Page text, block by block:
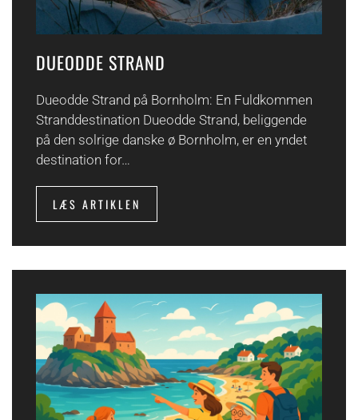
DUEODDE STRAND
Dueodde Strand på Bornholm: En Fuldkommen
Stranddestination Dueodde Strand, beliggende
på den solrige danske ø Bornholm, er en yndet
destination for…
LÆS ARTIKLEN